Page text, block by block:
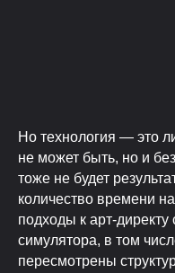
Но технология — это
не может быть, но и
тоже не будет
количество времени
подходы к арт-
симулятора, в том
пересмотрены